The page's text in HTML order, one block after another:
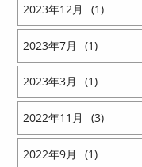
2023 12 1
2023 7 1
2023 3 1
2022 11 3
2022 9 1